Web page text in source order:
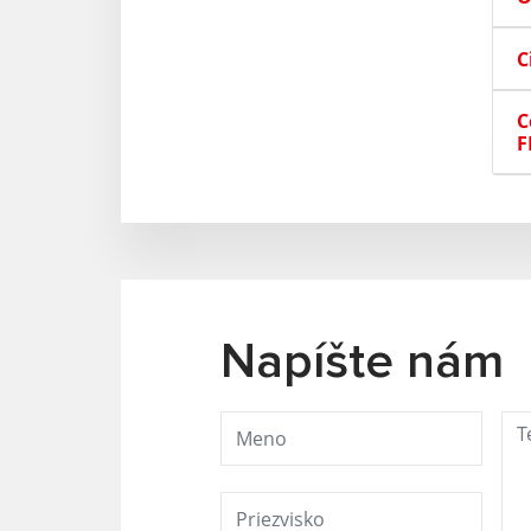
Napíšte nám